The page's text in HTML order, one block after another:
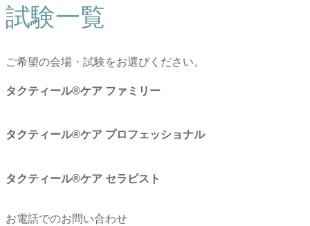
試験一覧
ご希望の会場・試験をお選びください。
タクティール®ケア ファミリー
タクティール®ケア プロフェッショナル
タクティール®ケア セラピスト
お電話でのお問い合わせ